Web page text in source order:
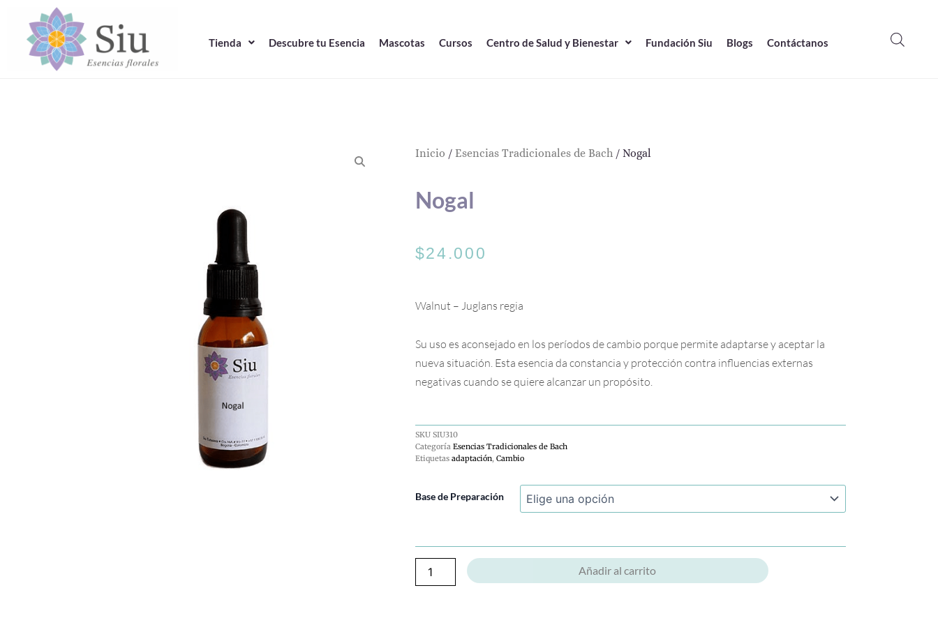
contenido
Tienda Descubre tu Esencia Mascotas Cursos Centro de Salud y Bienestar Fundación Siu Blogs Contáctanos
Inicio / Esencias Tradicionales de Bach/ Nogal
Nogal
$24.000
Walnut – Juglans regia
Su uso es aconsejado en los períodos de cambio porque permite adaptarse y aceptar la
nueva situación. Esta esencia da constancia y protección contra influencias externas
negativas cuando se quiere alcanzar un propósito.
SKU SIU310
Categoría Esencias Tradicionales de Bach
Etiquetas adaptación, Cambio
Base de Preparación
Nogal
Añadir al carrito